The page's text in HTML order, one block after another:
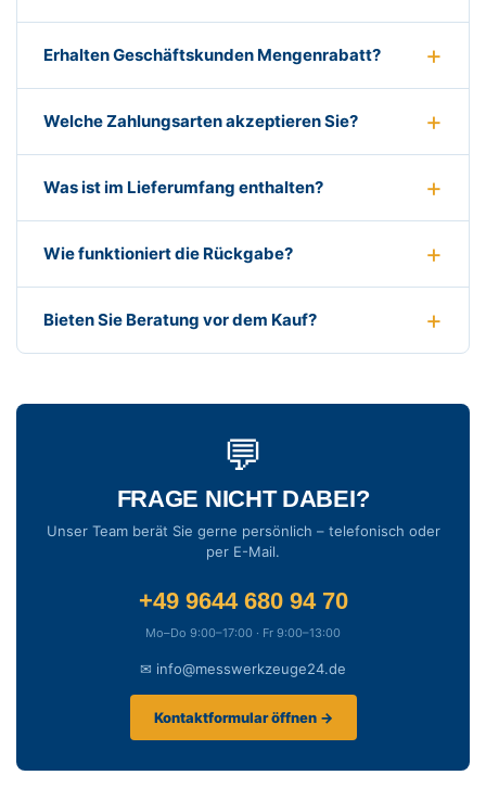
Erhalten Geschäftskunden Mengenrabatt?
Welche Zahlungsarten akzeptieren Sie?
Was ist im Lieferumfang enthalten?
Wie funktioniert die Rückgabe?
Bieten Sie Beratung vor dem Kauf?
💬
FRAGE NICHT DABEI?
Unser Team berät Sie gerne persönlich – telefonisch oder
per E-Mail.
+49 9644 680 94 70
Mo–Do 9:00–17:00 · Fr 9:00–13:00
✉ info@messwerkzeuge24.de
Kontaktformular öffnen →